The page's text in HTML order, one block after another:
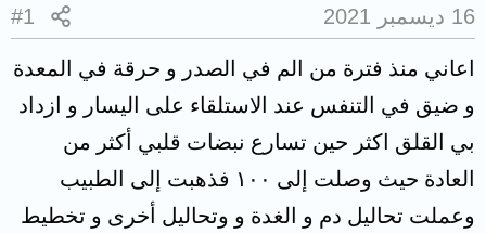
16 ديسمبر 2021 #1
اعاني منذ فترة من الم في الصدر و حرقة في المعدة
و ضيق في التنفس عند الاستلقاء على اليسار و ازداد
بي القلق اكثر حين تسارع نبضات قلبي أكثر من
العادة حيث وصلت إلى ١٠٠ فذهبت إلى الطبيب
وعملت تحاليل دم و الغدة و وتحاليل أخرى و تخطيط